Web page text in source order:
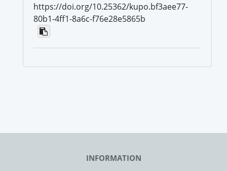
https://doi.org/10.25362/kupo.bf3aee77-
80b1-4ff1-8a6c-f76e28e5865b
INFORMATION